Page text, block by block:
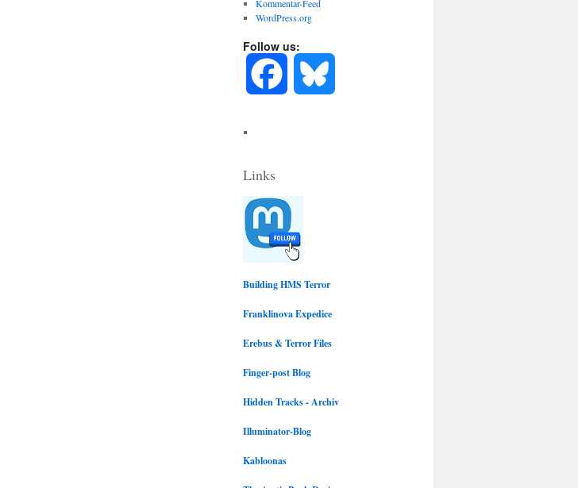
Kommentar-Feed
WordPress.org
Follow us:
b
o
o
Links
Building HMS Terror
Franklinova Expedice
Erebus & Terror Files
Finger-post Blog
Hidden Tracks - Archiv
Illuminator-Blog
Kabloonas